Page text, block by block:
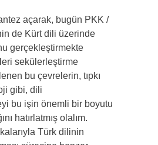
açarak, bugün PKK /
de Kürt dili üzerinde
gerçekleştirmekte
sekülerleştirme
bu çevrelerin, tıpkı
gibi, dili
bu işin önemli bir boyutu
hatırlatmış olalım.
Türk dilinin